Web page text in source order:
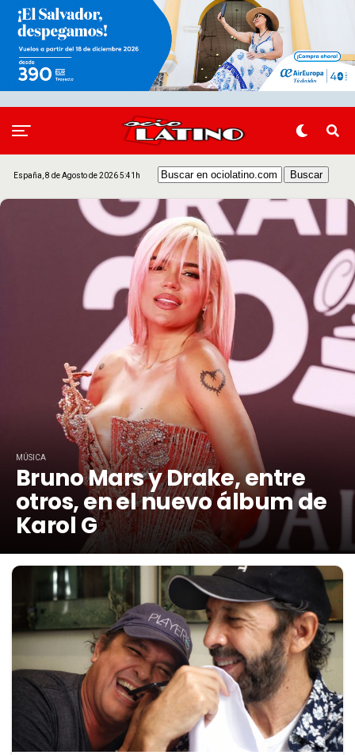
España, 8 de Agosto de 2026 5:41h
MÚSICA
Bruno Mars y Drake, entre
otros, en el nuevo álbum de
Karol G